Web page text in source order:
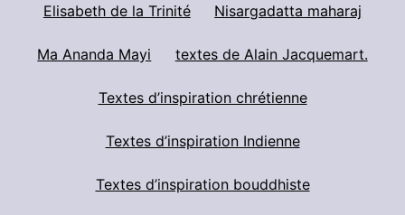
Elisabeth de la Trinité Nisargadatta maharaj
Ma Ananda Mayi textes de Alain Jacquemart.
Textes d’inspiration chrétienne
Textes d’inspiration Indienne
Textes d’inspiration bouddhiste